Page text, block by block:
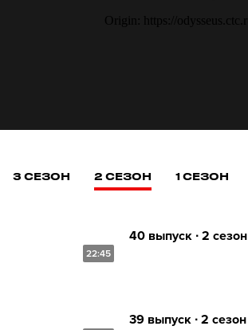
3 СЕЗОН 2 СЕЗОН 1 СЕЗОН
22:45
40 выпуск ∙ 2 сезон
39 выпуск ∙ 2 сезон